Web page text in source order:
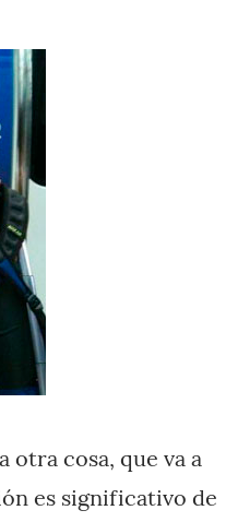
otra cosa, que va a
es significativo de